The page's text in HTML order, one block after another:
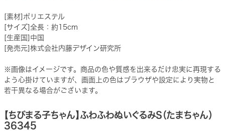
[素材]ポリエステル
[サイズ]全長：約15cm
[生産国]中国
[発売元]株式会社内藤デザイン研究所
※画像はイメージです。商品の色や質感を出来るだけ忠実に再現する
よう心掛けていますが、画面上の色はブラウザや設定により実物と
若干異なる場合がございます。
【ちびまる子ちゃん】ふわふわぬいぐるみS（たまちゃん）
36345